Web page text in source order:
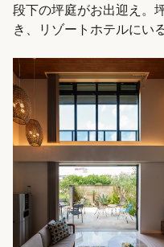
段下の坪庭がお出迎え。
き、リゾートホテルにい